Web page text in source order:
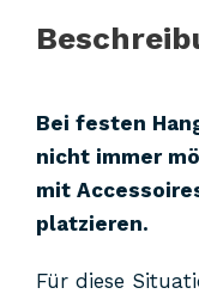
Bei festen
nicht immer
mit
platzieren.
Für diese